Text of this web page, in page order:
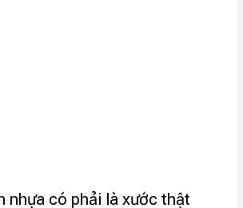
nhựa có phải là xước thật